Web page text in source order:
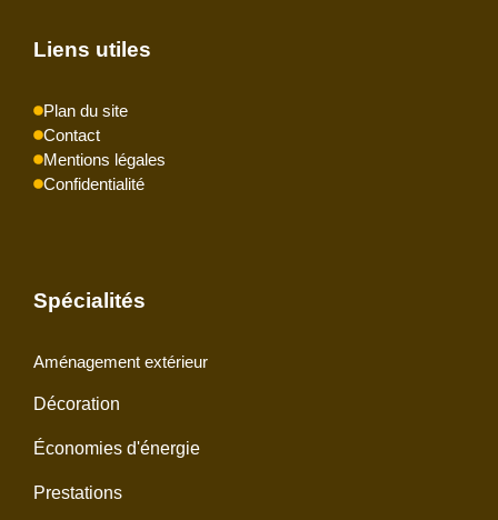
Liens utiles
Plan du site
Contact
Mentions légales
Confidentialité
Spécialités
Aménagement extérieur
Décoration
Économies d'énergie
Prestations